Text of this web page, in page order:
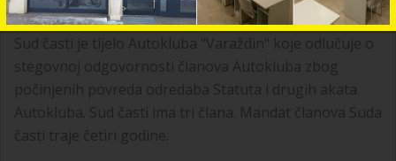
Vladimir Magić – član